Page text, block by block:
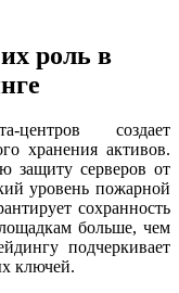
роль в
центров создает
хранения активов.
защиту серверов от
уровень пожарной
сохранность
больше, чем
подчеркивает
ключей.